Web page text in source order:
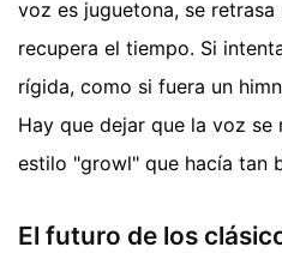
voz es juguetona, se
recupera el tiempo. Si
rígida, como si fuera un
Hay que dejar que la voz
estilo "growl" que hacía tan
El futuro de los